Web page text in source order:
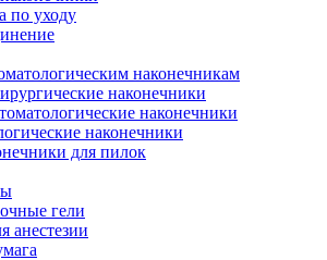
по уходу
наконечникам
наконечники
наконечники
наконечники
для пилок
гели
анестезии